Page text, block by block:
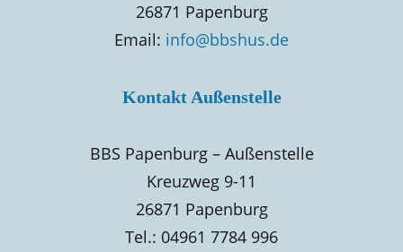
26871 Papenburg
Email: info@bbshus.de
Kontakt Außenstelle
BBS Papenburg – Außenstelle
Kreuzweg 9-11
26871 Papenburg
Tel.: 04961 7784 996